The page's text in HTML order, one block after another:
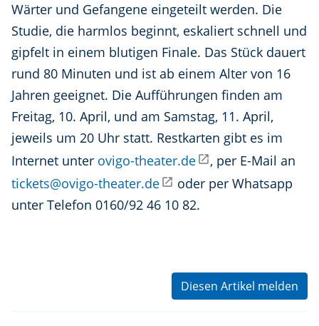
Wärter und Gefangene eingeteilt werden. Die
Studie, die harmlos beginnt, eskaliert schnell und
gipfelt in einem blutigen Finale. Das Stück dauert
rund 80 Minuten und ist ab einem Alter von 16
Jahren geeignet. Die Aufführungen finden am
Freitag, 10. April, und am Samstag, 11. April,
jeweils um 20 Uhr statt. Restkarten gibt es im
Internet unter ovigo-theater.de
, per E-Mail an
tickets@ovigo-theater.de
oder per Whatsapp
unter Telefon 0160/92 46 10 82.
Diesen Artikel melden